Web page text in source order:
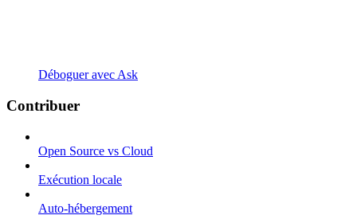
Déboguer avec Ask
Contribuer
Open Source vs Cloud
Exécution locale
Auto-hébergement